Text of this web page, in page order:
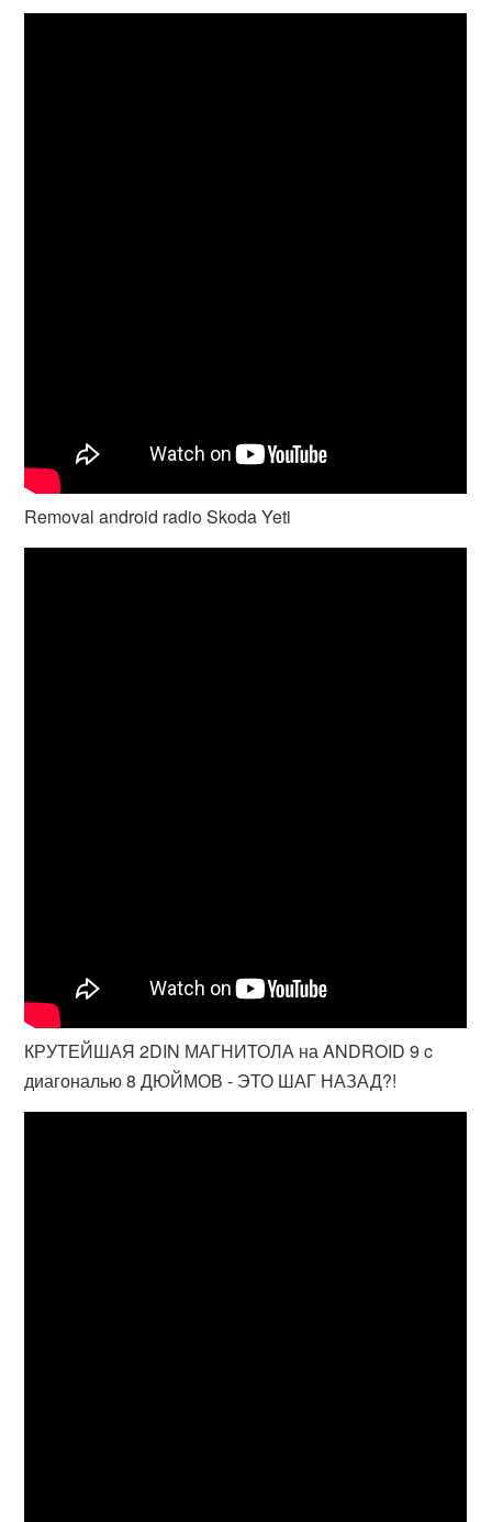
Removal android radio Skoda Yeti
КРУТЕЙШАЯ 2DIN МАГНИТОЛА на ANDROID 9 c
диагональю 8 ДЮЙМОВ - ЭТО ШАГ НАЗАД?!